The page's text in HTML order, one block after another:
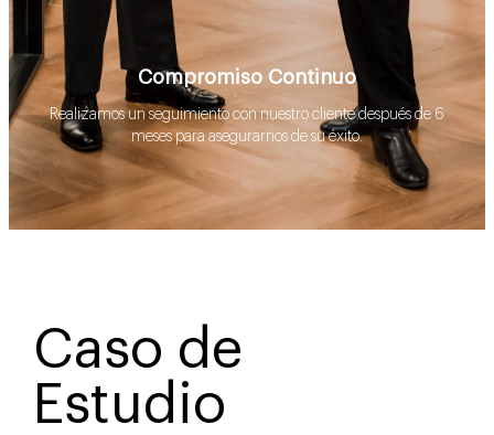
Compromiso Continuo
Realizamos un seguimiento con nuestro cliente después de 6
meses para asegurarnos de su éxito.
Caso de
Estudio